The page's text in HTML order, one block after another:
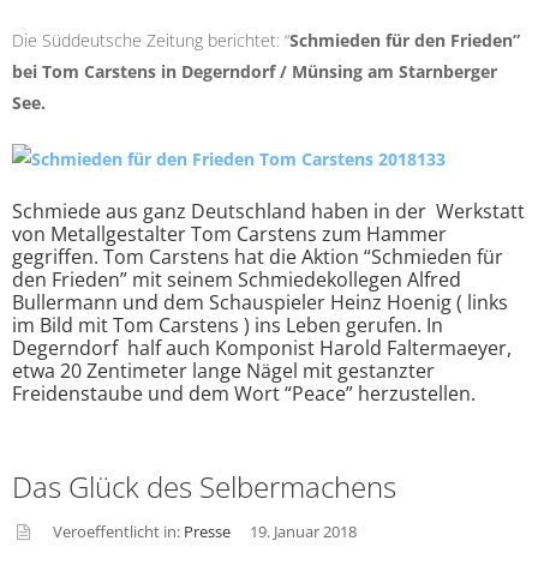
e
Die Süddeutsche Zeitung berichtet: “Schmieden für den Frieden”
bei Tom Carstens in Degerndorf / Münsing am Starnberger
See.
Schmiede aus ganz Deutschland haben in der Werkstatt
von Metallgestalter Tom Carstens zum Hammer
gegriffen. Tom Carstens hat die Aktion “Schmieden für
den Frieden” mit seinem Schmiedekollegen Alfred
Bullermann und dem Schauspieler Heinz Hoenig ( links
im Bild mit Tom Carstens ) ins Leben gerufen. In
Degerndorf half auch Komponist Harold Faltermaeyer,
etwa 20 Zentimeter lange Nägel mit gestanzter
Freidenstaube und dem Wort “Peace” herzustellen.
Das Glück des Selbermachens
Veroeffentlicht in: Presse 19. Januar 2018